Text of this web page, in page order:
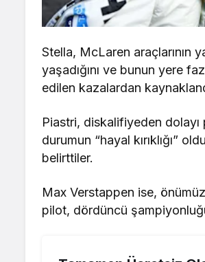
Stella, McLaren araçlarının
yaşadığını ve bunun yere
edilen kazalardan
Piastri, diskalifiyeden dolayı
durumun “hayal kırıklığı”
belirttiler.
Max Verstappen ise,
pilot, dördüncü